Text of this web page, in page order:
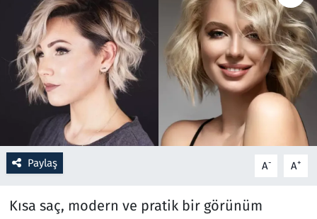
Paylaş A- A+
Kısa saç, modern ve pratik bir görünüm
Ramazan
Resmi İlanlar
Rüya Tabirleri
Sağlık
Savunma Sanayi